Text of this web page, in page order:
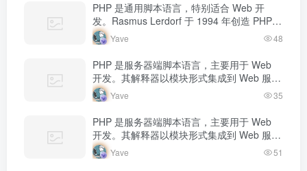
PHP 是通用脚本语言，特别适合 Web 开
发。Rasmus Lerdorf 于 1994 年创造 PHP，
最初用于追踪个人简历访问量。如今 PHP 驱
动…
Yave 48
PHP 是服务器端脚本语言，主要用于 Web
开发。其解释器以模块形式集成到 Web 服务
器中，当收到请求时执行 PHP 代码，生成动
态内容返回给客户端。
Yave 35
PHP 是服务器端脚本语言，主要用于 Web
开发。其解释器以模块形式集成到 Web 服务
器中，当收到请求时执行 PHP 代码，生成动
态内容返回给客户端。
Yave 51